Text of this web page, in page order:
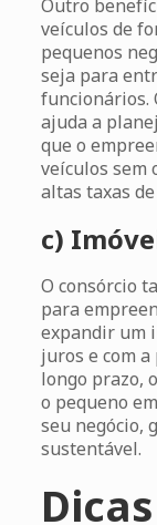
Outro
veículos de
pequenos
seja para
funcionários.
ajuda a
que o
veículos sem
altas taxas
c)
O consórcio
para
expandir um
juros e com
longo prazo,
o pequeno
seu negócio,
sustentável.